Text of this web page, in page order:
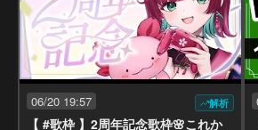
06/20 19:57 解析
【 #歌枠 】2周年記念歌枠🌸これか